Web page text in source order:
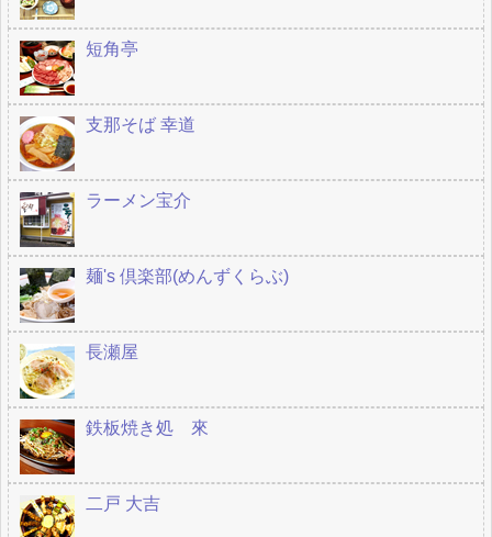
短角亭
支那そば 幸道
ラーメン宝介
麺's 倶楽部(めんずくらぶ)
長瀬屋
鉄板焼き処 來
二戸 大吉